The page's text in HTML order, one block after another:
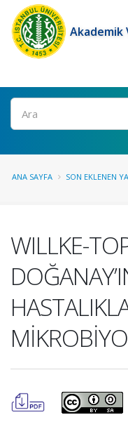
Akademik
Ara
ANA SAYFA SON EKLENEN
WILLKE-